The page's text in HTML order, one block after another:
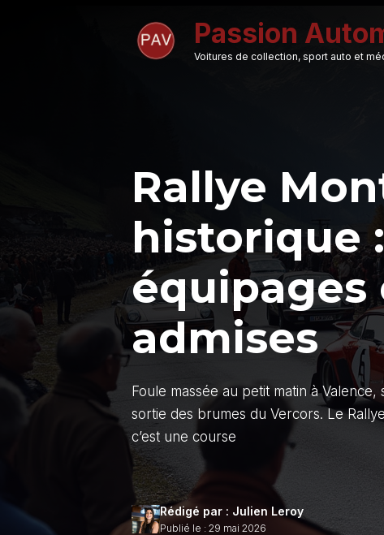
Passion
Voitures de collection, sport auto et
Rallye
historique
admises
Foule massée au petit matin à
sortie des brumes du Vercors. Le
c’est une course
Rédigé par : Julien Leroy
Publié le : 29 mai 2026